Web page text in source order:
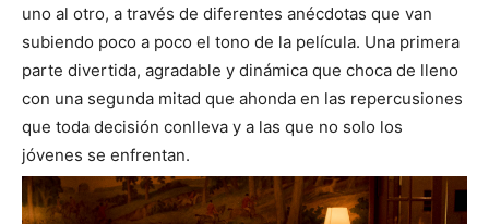
uno al otro, a través de diferentes anécdotas que van
subiendo poco a poco el tono de la película. Una primera
parte divertida, agradable y dinámica que choca de lleno
con una segunda mitad que ahonda en las repercusiones
que toda decisión conlleva y a las que no solo los
jóvenes se enfrentan.